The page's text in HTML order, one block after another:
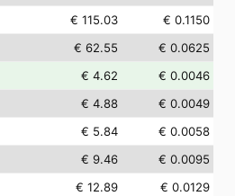
€ 115.03
€ 0.1150
€ 62.55
€ 0.0625
€ 4.62
€ 0.0046
€ 4.88
€ 0.0049
€ 5.84
€ 0.0058
€ 9.46
€ 0.0095
€ 12.89
€ 0.0129